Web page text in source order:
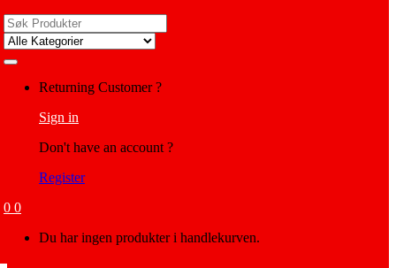
Search
for:
Returning Customer ?
Sign in
Don't have an account ?
Register
0 0
Du har ingen produkter i handlekurven.